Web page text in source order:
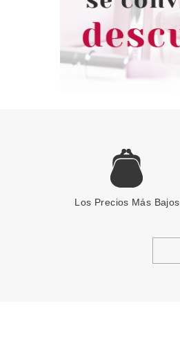
Los Precios Más Bajos